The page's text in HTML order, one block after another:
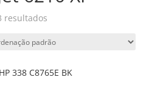
resultados
338 C8765E BK